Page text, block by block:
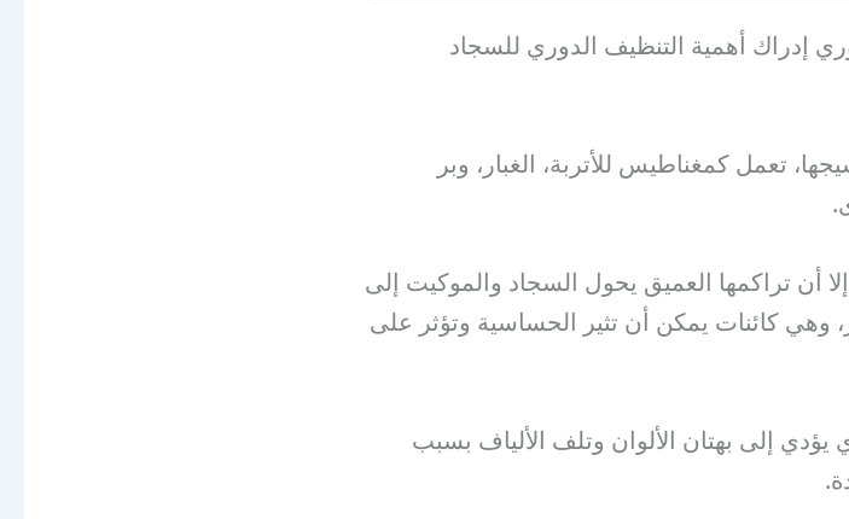
إدراك أهمية التنظيف الدوري للسجاد
تعمل كمغناطيس للأتربة، الغبار، وبر
أن تراكمها العميق يحول السجاد والموكيت إلى
وهي كائنات يمكن أن تثير الحساسية وتؤثر على
إلى بهتان الألوان وتلف الألياف بسبب